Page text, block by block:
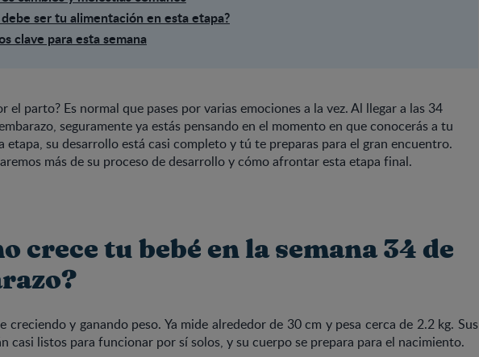
ser tu alimentación en esta etapa?
clave para esta semana
el parto? Es normal que pases por varias emociones a la vez. Al llegar a las 34
seguramente ya estás pensando en el momento en que conocerás a tu
etapa, su desarrollo está casi completo y tú te preparas para el gran encuentro.
más de su proceso de desarrollo y cómo afrontar esta etapa final.
crece tu bebé en la semana 34 de
creciendo y ganando peso. Ya mide alrededor de 30 cm y pesa cerca de 2.2 kg. Sus
casi listos para funcionar por sí solos, y su cuerpo se prepara para el nacimiento.